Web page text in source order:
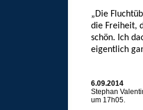
„Die
die Freiheit,
schön. Ich
eigentlich
6.09.2014
Stephan
um 17h05.